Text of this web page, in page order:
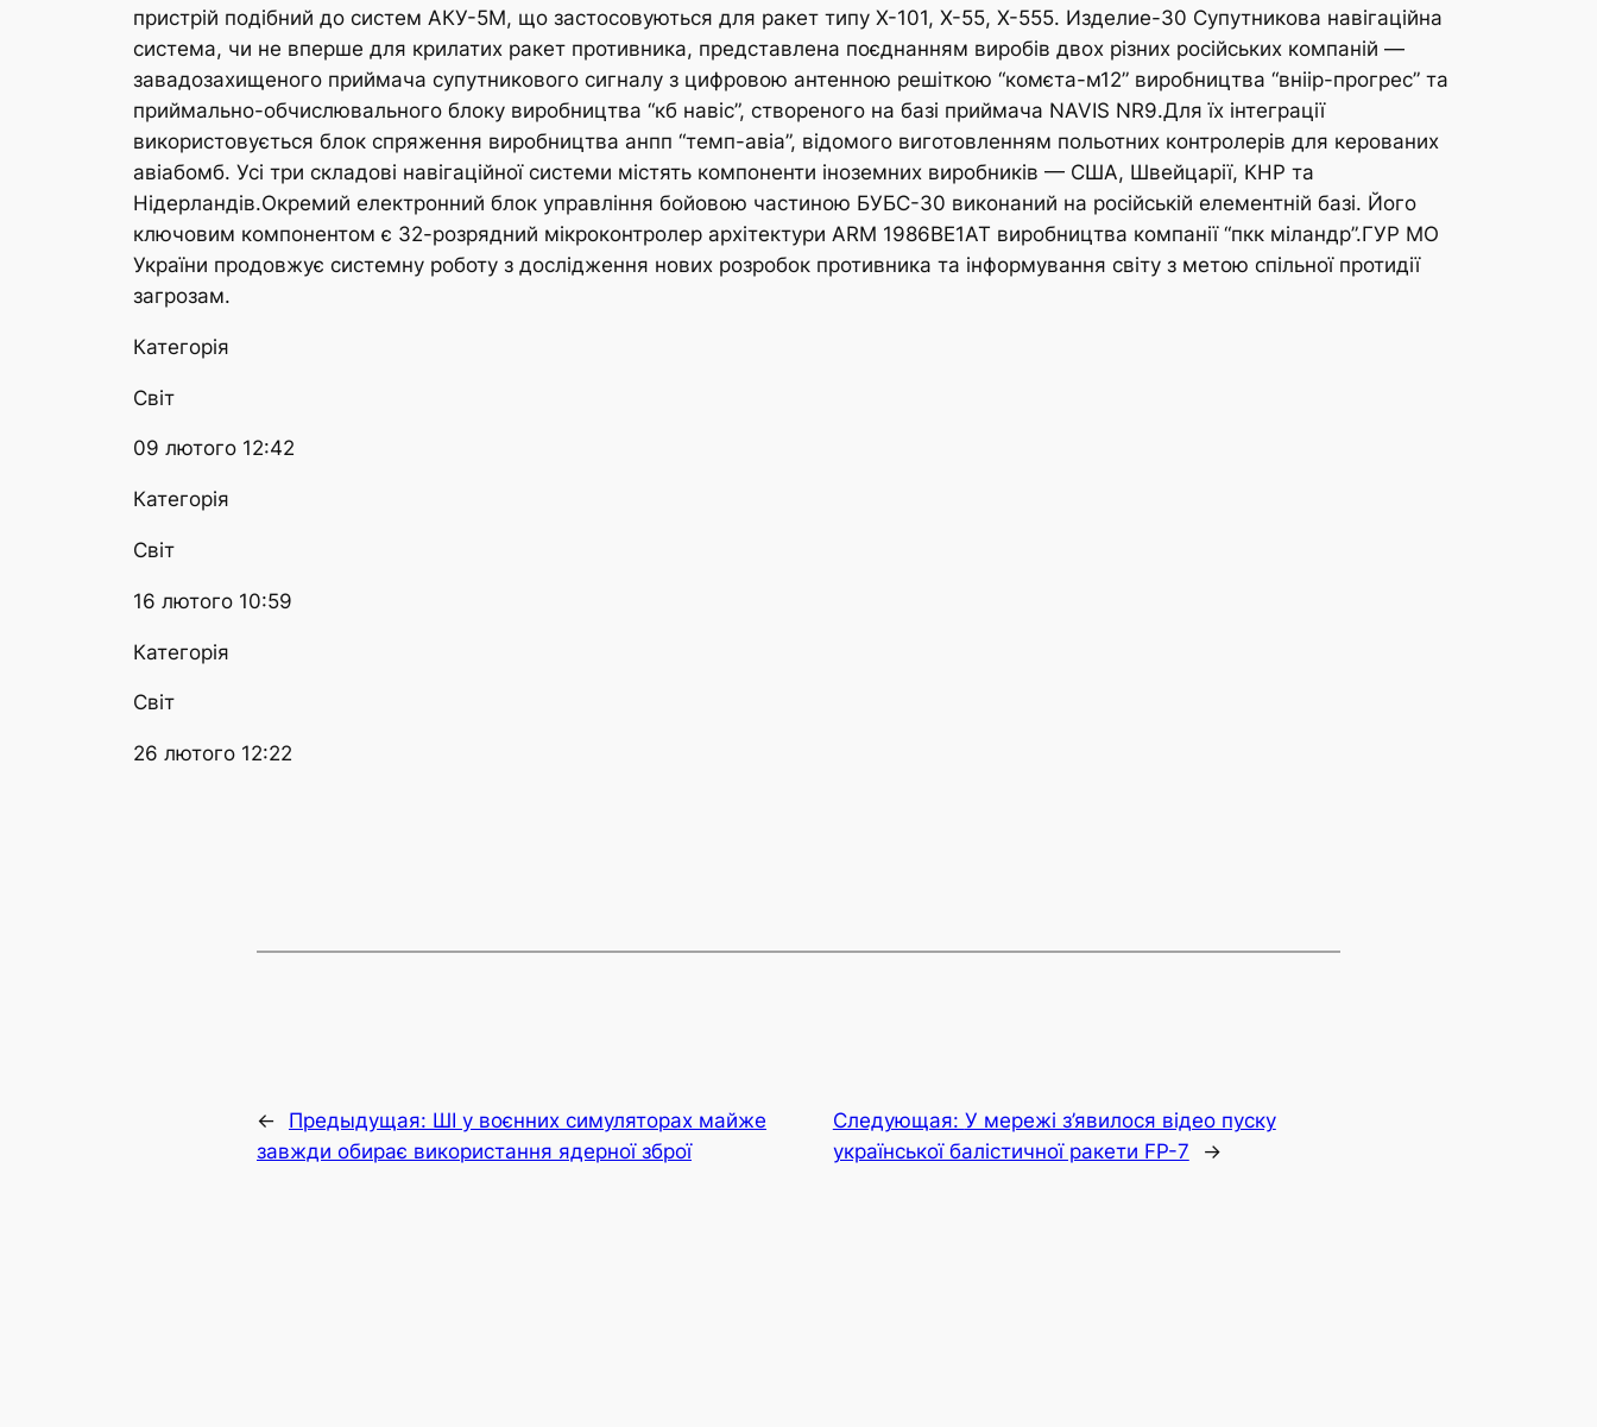
пристрій подібний до систем АКУ-5М, що застосовуються для ракет типу Х-101, Х-55, Х-555. Изделие-30 Супутникова навігаційна
система, чи не вперше для крилатих ракет противника, представлена поєднанням виробів двох різних російських компаній —
завадозахищеного приймача супутникового сигналу з цифровою антенною решіткою “комєта-м12” виробництва “вніір-прогрес” та
приймально-обчислювального блоку виробництва “кб навіс”, створеного на базі приймача NAVIS NR9.Для їх інтеграції
використовується блок спряження виробництва анпп “темп-авіа”, відомого виготовленням польотних контролерів для керованих
авіабомб. Усі три складові навігаційної системи містять компоненти іноземних виробників — США, Швейцарії, КНР та
Нідерландів.Окремий електронний блок управління бойовою частиною БУБС-30 виконаний на російській елементній базі. Його
ключовим компонентом є 32-розрядний мікроконтролер архітектури ARM 1986ВЕ1АТ виробництва компанії “пкк міландр”.ГУР МО
України продовжує системну роботу з дослідження нових розробок противника та інформування світу з метою спільної протидії
загрозам.
Категорія
Світ
09 лютого 12:42
Категорія
Світ
16 лютого 10:59
Категорія
Світ
26 лютого 12:22
← Предыдущая: ШІ у воєнних симуляторах майже
завжди обирає використання ядерної зброї
Следующая: У мережі з’явилося відео пуску
української балістичної ракети FP-7
→